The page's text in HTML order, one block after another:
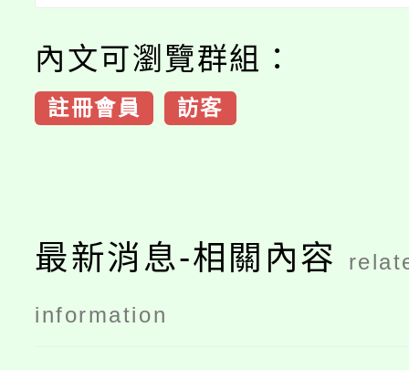
內文可瀏覽群組：
註冊會員 訪客
最新消息-相關內容
information